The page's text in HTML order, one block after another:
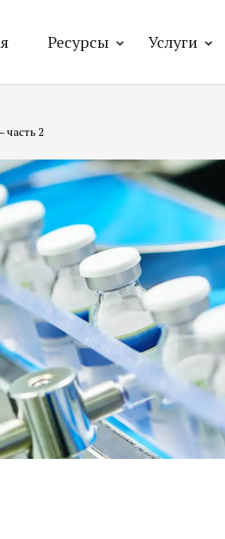
Ресурсы Услуги
2